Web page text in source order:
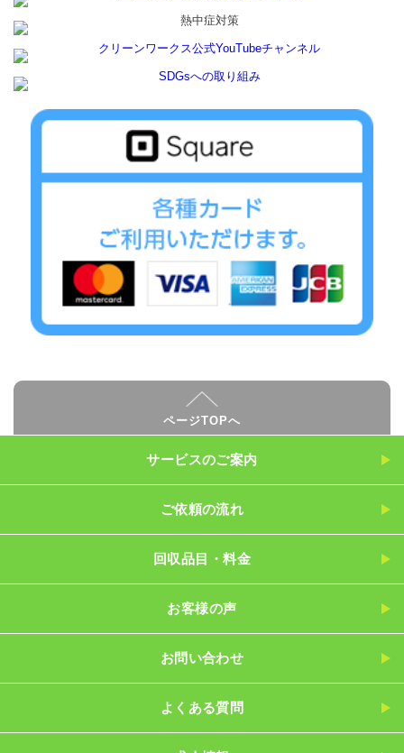
ページTOPへ
サービスのご案内
ご依頼の流れ
回収品目・料金
お客様の声
お問い合わせ
よくある質問